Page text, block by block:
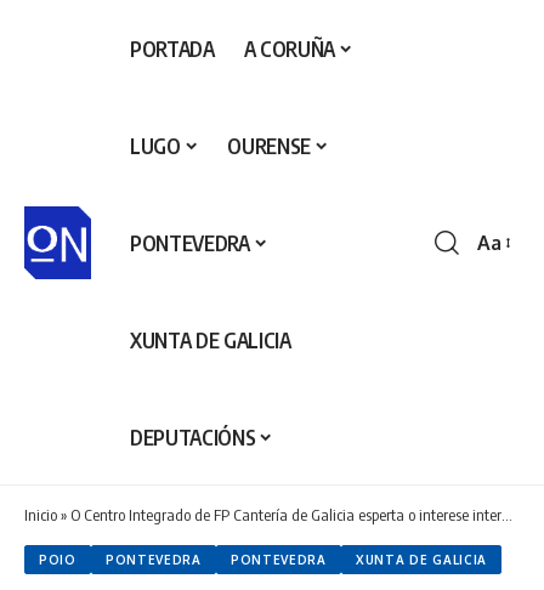
PORTADA A CORUÑA
LUGO OURENSE
PONTEVEDRA
XUNTA DE GALICIA
DEPUTACIÓNS
Aa
Inicio» O Centro Integrado de FP Cantería de Galicia esperta o interese internacional polo seu modelo formativo e os seus bos resultados
POIO PONTEVEDRA PONTEVEDRA XUNTA DE GALICIA